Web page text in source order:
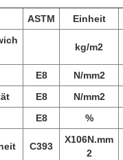
ASTM Einheit
kg/m2
E8 N/mm2
E8 N/mm2
E8 %
C393
X106N.mm
2